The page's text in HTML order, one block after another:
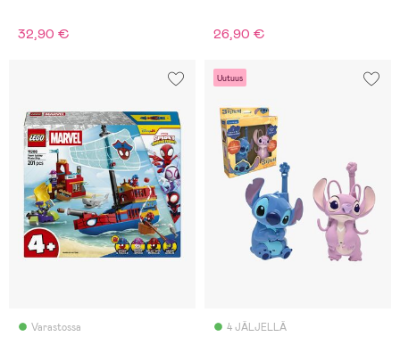
32,90 € 26,90 €
Varastossa
Uutuus
4 JÄLJELLÄ